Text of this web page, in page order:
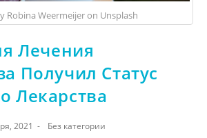
Robina Weermeijer on Unsplash
Лечения
Получил Статус
Лекарства
2021 Без категории